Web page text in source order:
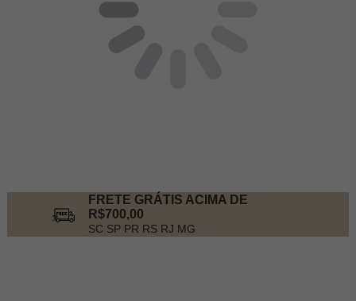
FRETE GRÁTIS ACIMA DE
R$700,00
SC SP PR RS RJ MG